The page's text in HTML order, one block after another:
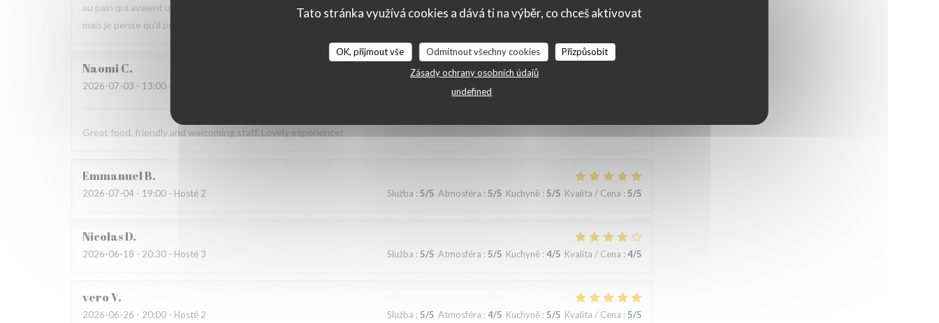
Tato stránka využívá cookies a dává ti na výběr, co chceš aktivovat
OK, přijmout vše Odmítnout všechny cookies
Přizpůsobit
Zásady ochrany osobních údajů
undefined
au pain qui avaient un goût légèrement avarié, comme si elle avait pris un coup de chaud. Je ne recommande pas ce restaurant,
mais je pense qu’il peut s’améliorer.
NaomiC
2026-07-03 - 13:00 - Hosté 4 Atmosféra 5
Great food, friendly and welcoming staff. Lovely experience!
EmmanuelB
2026-07-04 - 19:00 - Hosté 2 Služba : 5/5 Atmosféra : 5/5 Kuchyně: 5/5 Kvalita / Cena : 5/5
NicolasD
2026-06-18 - 20:30 - Hosté 3 Služba : 5/5 Atmosféra : 5/5 Kuchyně: 4/5 Kvalita / Cena : 4/5
veroV
2026-06-26 - 20:00 - Hosté 2 Služba : 5/5 Atmosféra : 4/5 Kuchyně: 5/5 Kvalita / Cena : 5/5